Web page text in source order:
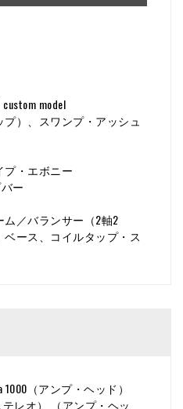
model
）、スワンプ・アッシュ
・エボニー
ー
／バランサー（2軸2
ース、コイルタップ・ス
1000（アンプ・ヘッド）
テレオ） （アンプ・ヘッ